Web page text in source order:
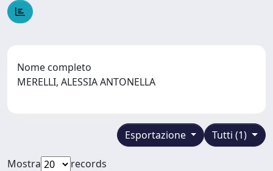
Nome completo
MERELLI, ALESSIA ANTONELLA
Tutti (1)
Esportazione
Mostra
records